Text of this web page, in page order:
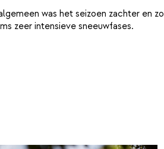
was het seizoen zachter en
zeer intensieve sneeuwfases.